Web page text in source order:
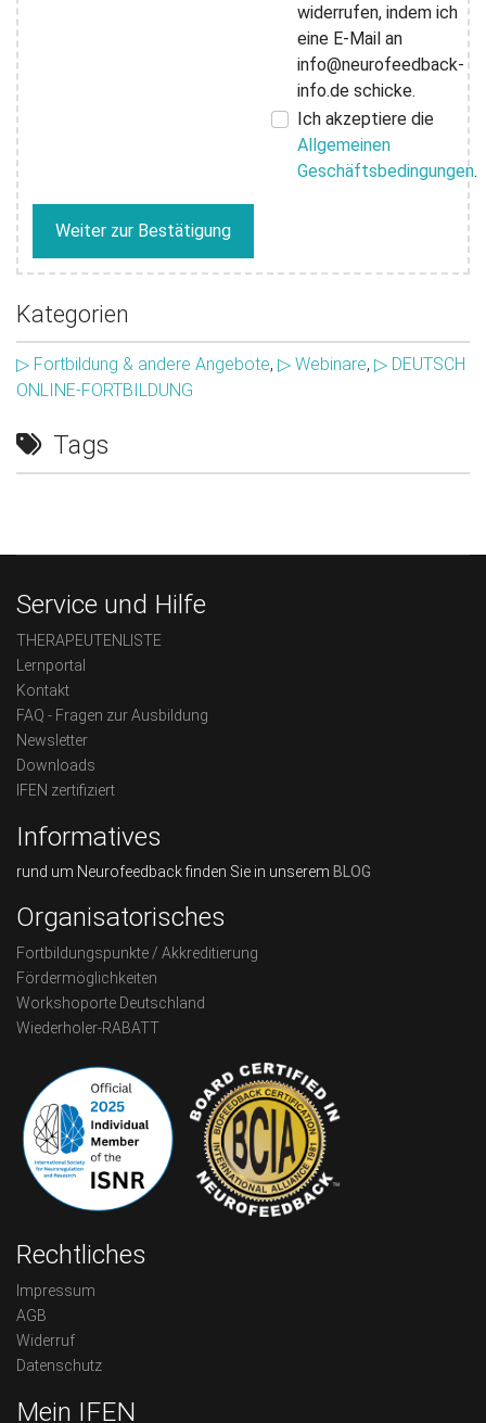
widerrufen, indem ich
eine E-Mail an
info@neurofeedback-
info.de schicke.
Ich akzeptiere die
Allgemeinen
Geschäftsbedingungen.
Weiter zur Bestätigung
Kategorien
▷ Fortbildung & andere Angebote, ▷ Webinare, ▷ DEUTSCH
ONLINE-FORTBILDUNG
Tags
Service und Hilfe
THERAPEUTENLISTE
Lernportal
Kontakt
FAQ - Fragen zur Ausbildung
Newsletter
Downloads
IFEN zertifiziert
Informatives
rund um Neurofeedback finden Sie in unserem BLOG
Organisatorisches
Fortbildungspunkte / Akkreditierung
Fördermöglichkeiten
Workshoporte Deutschland
Wiederholer-RABATT
Rechtliches
Impressum
AGB
Widerruf
Datenschutz
Mein IFEN